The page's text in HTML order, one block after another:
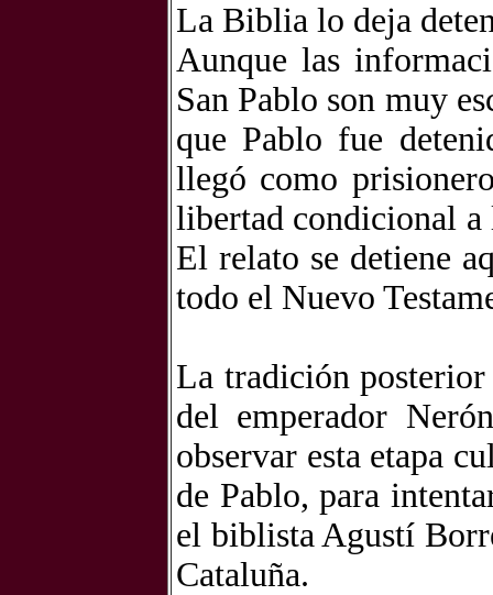
La Biblia lo deja
Aunque las
San Pablo son muy
que Pablo fue
llegó como
libertad condicional a
El relato se detiene
todo el Nuevo
La tradición
del emperador
observar esta etapa
de Pablo, para
el biblista Agustí
Cataluña.